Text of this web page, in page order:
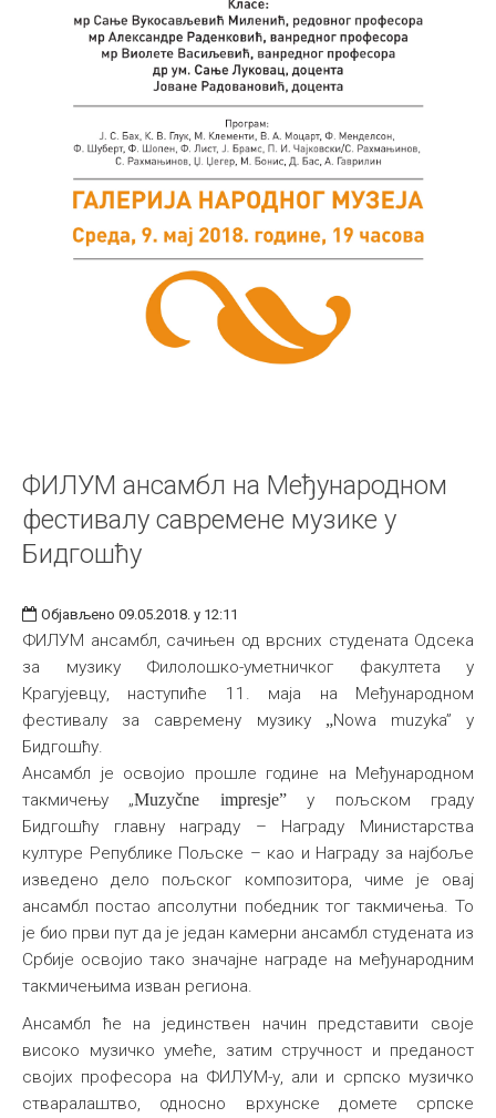
ФИЛУМ ансамбл на Међународном
фестивалу савремене музике у
Бидгошћу
Објављено 09.05.2018. у 12:11
ФИЛУМ ансамбл, сачињен од врсних студената Одсека
за музику Филолошко-уметничког факултета у
Крагујевцу, наступиће 11. маја на Међународном
фестивалу за савремену музику
„Nowa muzyka” у
Бидгошћу.
Ансамбл је освојио прошле године на Међународном
такмичењу „Muzyčne impresje”у пољском граду
Бидгошћу главну награду – Награду Министарства
културе Републике Пољске – као и Награду за најбоље
изведено дело пољског композитора, чиме је овај
ансамбл постао апсолутни победник тог такмичења. То
је био први пут да је један камерни ансамбл студената из
Србије освојио тако значајне награде на међународним
такмичењима изван региона.
Ансамбл ће на јединствен начин представити своје
високо музичко умеће, затим стручност и преданост
својих професора на ФИЛУМ-у, али и српско музичко
стваралаштво, односно врхунске домете српске